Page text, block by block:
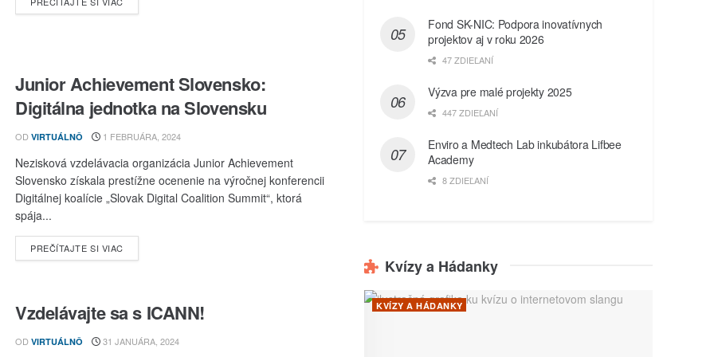
Junior Achievement Slovensko:
Digitálna jednotka na Slovensku
OD VIRTUÁLNÔ 1 FEBRUÁRA, 2024
Nezisková vzdelávacia organizácia Junior Achievement
Slovensko získala prestížne ocenenie na výročnej konferencii
Digitálnej koalície „Slovak Digital Coalition Summit“, ktorá
spája...
PREČÍTAJTE SI VIACDETAILS
Vzdelávajte sa s ICANN!
OD VIRTUÁLNÔ 31 JANUÁRA, 2024
Fond SK-NIC: Podpora inovatívnych
projektov aj v roku 2026
47 ZDIEĽANÍ
Výzva pre malé projekty 2025
447 ZDIEĽANÍ
Enviro a Medtech Lab inkubátora Lifbee
Academy
8 ZDIEĽANÍ
Kvízy a Hádanky
KVÍZY A HÁDANKY